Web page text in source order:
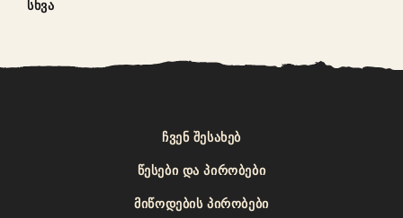
ᲡᲮᲕᲐ
ᲩᲕᲔᲜ ᲨᲔᲡᲐᲮᲔᲑ
ᲬᲔᲡᲔᲑᲘ ᲓᲐ ᲞᲘᲠᲝᲑᲔᲑᲘ
ᲛᲘᲬᲝᲓᲔᲑᲘᲡ ᲞᲘᲠᲝᲑᲔᲑᲘ